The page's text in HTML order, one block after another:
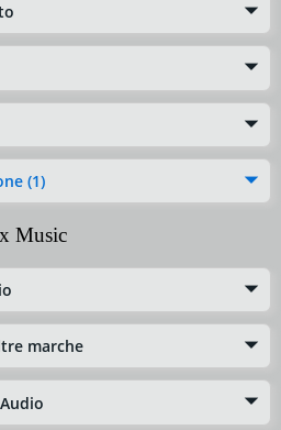
(1)
Music
marche